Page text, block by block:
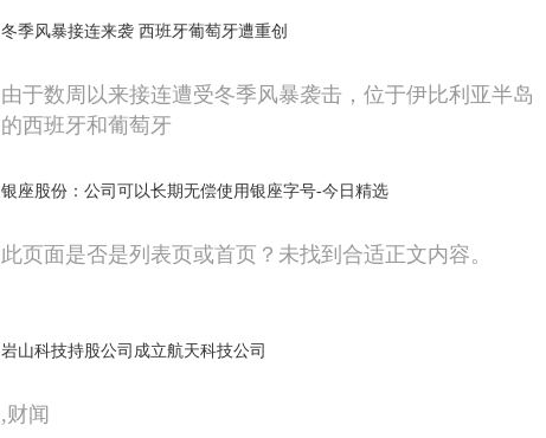
冬季风暴接连来袭 西班牙葡萄牙遭重创
由于数周以来接连遭受冬季风暴袭击，位于伊比利亚半岛
的西班牙和葡萄牙
银座股份：公司可以长期无偿使用银座字号-今日精选
此页面是否是列表页或首页？未找到合适正文内容。
岩山科技持股公司成立航天科技公司
,财闻